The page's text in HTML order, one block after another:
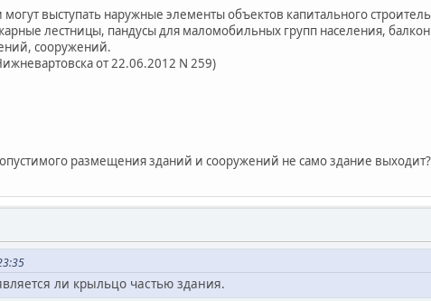
выступать наружные элементы объектов капитального
лестницы, пандусы для маломобильных групп населения,
сооружений.
от 22.06.2012 N 259)
размещения зданий и сооружений не само здание выходит?
ли крыльцо частью здания.